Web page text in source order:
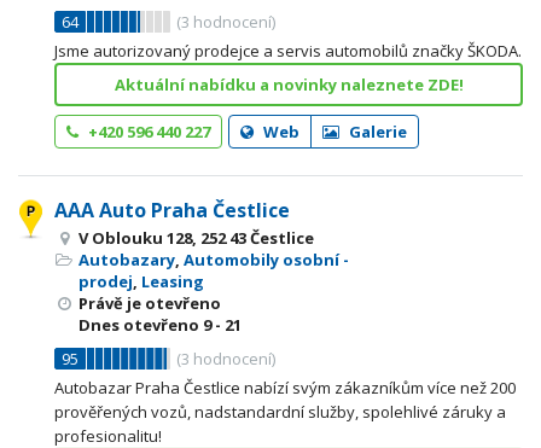
64
(3 hodnocení)
Jsme autorizovaný prodejce a servis automobilů značky ŠKODA.
Aktuální nabídku a novinky naleznete ZDE!
+420 596 440 227 Web Galerie
AAA Auto Praha Čestlice
V Oblouku 128, 252 43 Čestlice
Autobazary, Automobily osobní -
prodej, Leasing
Právě je otevřeno
Dnes otevřeno 9 - 21
95
(3 hodnocení)
Autobazar Praha Čestlice nabízí svým zákazníkům více než 200
prověřených vozů, nadstandardní služby, spolehlivé záruky a
profesionalitu!